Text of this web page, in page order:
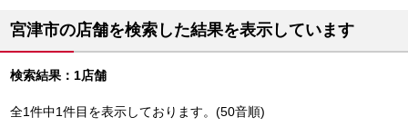
宮津市の店舗を検索した結果を表示しています
検索結果：1店舗
全1件中1件目を表示しております。(50音順)